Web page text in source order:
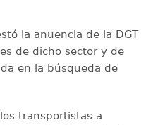
la anuencia de la DGT
de dicho sector y de
en la búsqueda de
transportistas a